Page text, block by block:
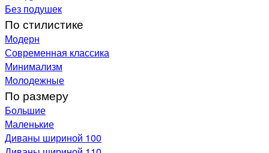
Без подушек
По стилистике
Модерн
Современная классика
Минимализм
Молодежные
По размеру
Большие
Маленькие
Диваны шириной 100